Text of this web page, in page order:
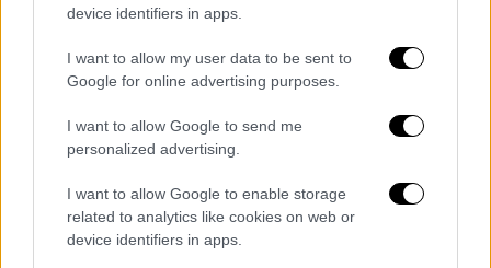
device identifiers in apps.
I want to allow my user data to be sent to
Google for online advertising purposes.
I want to allow Google to send me
personalized advertising.
I want to allow Google to enable storage
related to analytics like cookies on web or
device identifiers in apps.
Όσο για το «πρωτάθλημα των Πρεσπών» που
επανέλαβε δύο φορές ο
Βαγγέλης Μαρινάκης, από τον ΠΑΟΚ
συνέστησαν στον επικεφαλής της
«ερυθρόλευκης» ΠΑΕ να ανατρέξει στις
ομάδαςΠέδρο Μαρτίνς, ο οποίος,
μιλώντας
στον πορτογαλικό Τύπο, είπε:«Δεν μπορώ να
μη δώσω συγχαρητήρια στον αντίπαλο για την